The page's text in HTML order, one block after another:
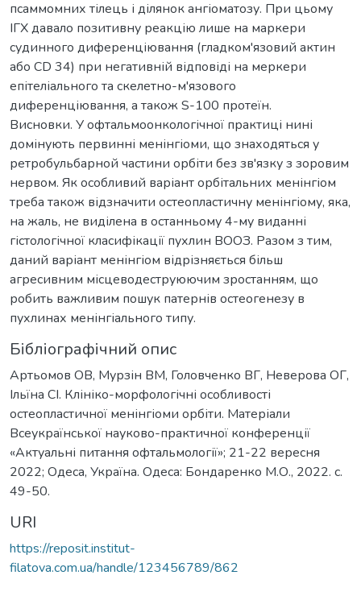
псаммомних тілець і ділянок ангіоматозу. При цьому
ІГХ давало позитивну реакцію лише на маркери
судинного диференціювання (гладком'язовий актин
або CD 34) при негативній відповіді на меркери
епітеліального та скелетно-м'язового
диференціювання, а також S-100 протеїн.
Висновки. У офтальмоонкологічної практиці нині
домінують первинні менінгіоми, що знаходяться у
ретробульбарной частини орбіти без зв'язку з зоровим
нервом. Як особливий варіант орбітальних менінгіом
треба також відзначити остеопластичну менінгіому, яка,
на жаль, не виділена в останньому 4-му виданні
гістологічної класифікації пухлин ВООЗ. Разом з тим,
даний варіант менінгіом відрізняється більш
агресивним місцеводеструюючим зростанням, що
робить важливим пошук патернів остеогенезу в
пухлинах менінгіального типу.
Бібліографічний опис
Артьомов ОВ, Мурзін ВМ, Головченко ВГ, Неверова ОГ,
Ільїна СІ. Клініко-морфологічні особливості
остеопластичної менінгіоми орбіти. Матеріали
Всеукраїнської науково-практичної конференції
«Актуальні питання офтальмології»; 21-22 вересня
2022; Одеса, Україна. Одеса: Бондаренко М.О., 2022. с.
49-50.
URI
https://reposit.institut-
filatova.com.ua/handle/123456789/862